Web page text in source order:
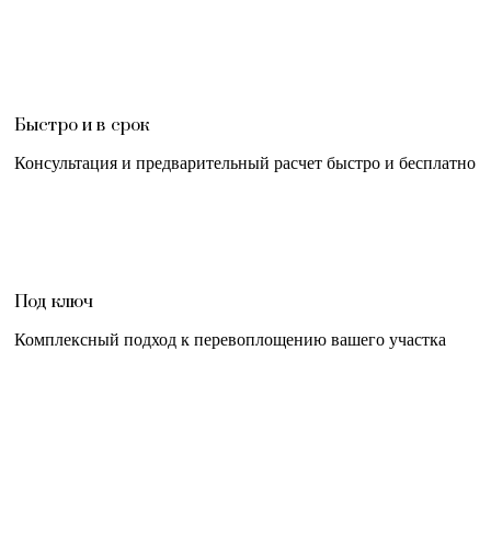
Быстро и в срок
Консультация и предварительный расчет быстро и бесплатно
Под ключ
Комплексный подход к перевоплощению вашего участка